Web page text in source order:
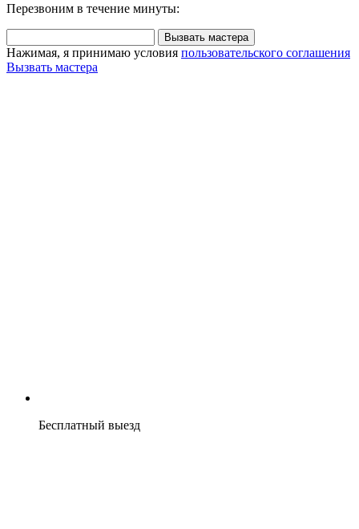
Перезвоним в течение минуты:
Вызвать мастера
Нажимая, я принимаю условия пользовательского соглашения
Вызвать мастера
Бесплатный выезд